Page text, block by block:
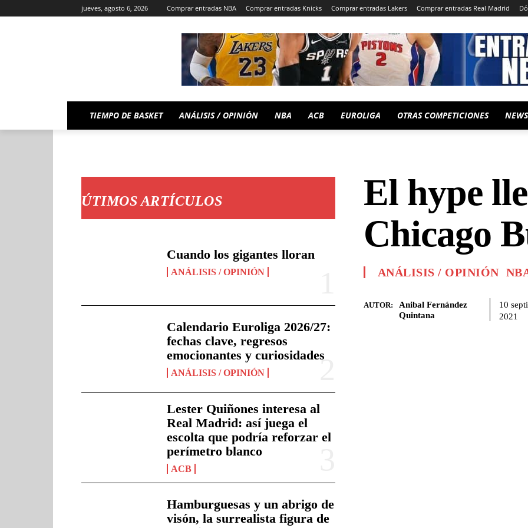
jueves, agosto 6, 2026 Comprar entradas NBA Comprar entradas Knicks Comprar entradas Lakers Comprar entradas Real Madrid
TIEMPO DE BASKET ANÁLISIS / OPINIÓN NBA ACB EUROLIGA OTRAS COMPETICIONES
ÚTIMOS ARTÍCULOS
Cuando los gigantes lloran
ANÁLISIS / OPINIÓN
Calendario Euroliga 2026/27:
fechas clave, regresos
emocionantes y curiosidades
ANÁLISIS / OPINIÓN
Lester Quiñones interesa al
Real Madrid: así juega el
escolta que podría reforzar el
perímetro blanco
ACB
Hamburguesas y un abrigo de
visón, la surrealista figura de
El hype
Chicago
ANÁLISIS / OPINIÓN
AUTOR:
Anibal Fernández
Quintana
10
2021